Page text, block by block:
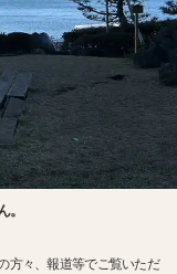
方々、報道等でご覧いただ